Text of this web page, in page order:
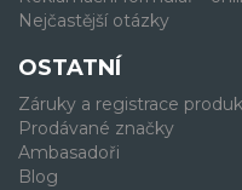
Nejčastější otázky
OSTATNÍ
Záruky a registrace
Prodávané značky
Ambasadoři
Blog